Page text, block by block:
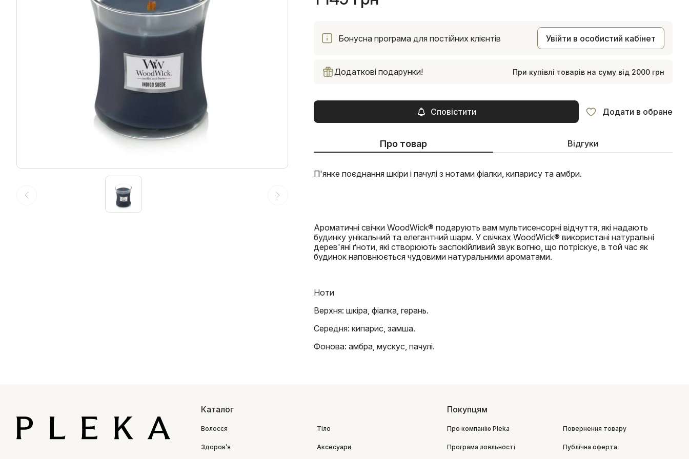
Бонусна програма для постійних клієнтів Увійти в особистий кабінет
Додаткові подарунки! При купівлі товарів на суму від 2000 грн
Сповістити Додати в обране
Про товар Відгуки
П'янке поєднання шкіри і пачулі з нотами фіалки, кипарису та амбри.
Ароматичні свічки WoodWick® подарують вам мультисенсорні відчуття, які надають
будинку унікальний та елегантний шарм. У свічках WoodWick® використані натуральні
дерев'яні ґноти, які створюють заспокійливий звук вогню, що потріскує, в той час як
будинок наповнюється чудовими натуральними ароматами.
Ноти
Верхня: шкіра, фіалка, герань.
Середня: кипарис, замша.
Фонова: амбра, мускус, пачулі.
Каталог
Волосся Тіло
Здоровʼя Аксесуари
Покупцям
Про компанію Pleka Повернення товару
Програма лояльності Публічна оферта